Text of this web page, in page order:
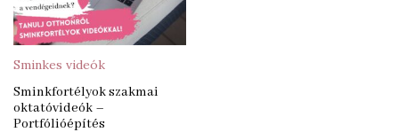
Sminkes videók
Sminkfortélyok szakmai
oktatóvideók –
Portfólióépítés